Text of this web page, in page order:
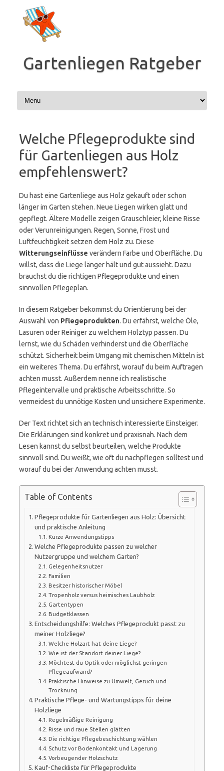
Inhalt
springen
Gartenliegen Ratgeber
Welche Pflegeprodukte sind
für Gartenliegen aus Holz
empfehlenswert?
Du hast eine Gartenliege aus Holz gekauft oder schon
länger im Garten stehen. Neue Liegen wirken glatt und
gepflegt. Ältere Modelle zeigen Grauschleier, kleine Risse
oder Verunreinigungen. Regen, Sonne, Frost und
Luftfeuchtigkeit setzen dem Holz zu. Diese
Witterungseinflüsse verändern Farbe und Oberfläche. Du
willst, dass die Liege länger hält und gut aussieht. Dazu
brauchst du die richtigen Pflegeprodukte und einen
sinnvollen Pflegeplan.
In diesem Ratgeber bekommst du Orientierung bei der
Auswahl von Pflegeprodukten. Du erfährst, welche Öle,
Lasuren oder Reiniger zu welchem Holztyp passen. Du
lernst, wie du Schäden verhinderst und die Oberfläche
schützt. Sicherheit beim Umgang mit chemischen Mitteln ist
ein weiteres Thema. Du erfährst, worauf du beim Auftragen
achten musst. Außerdem nenne ich realistische
Pflegeintervalle und praktische Arbeitsschritte. So
vermeidest du unnötige Kosten und unsichere Experimente.
Der Text richtet sich an technisch interessierte Einsteiger.
Die Erklärungen sind konkret und praxisnah. Nach dem
Lesen kannst du selbst beurteilen, welche Produkte
sinnvoll sind. Du weißt, wie oft du nachpflegen solltest und
worauf du bei der Anwendung achten musst.
Table of Contents
Pflegeprodukte für Gartenliegen aus Holz: Übersicht
und praktische Anleitung
Kurze Anwendungstipps
Welche Pflegeprodukte passen zu welcher
Nutzergruppe und welchem Garten?
Gelegenheitsnutzer
Familien
Besitzer historischer Möbel
Tropenholz versus heimisches Laubholz
Gartentypen
Budgetklassen
Entscheidungshilfe: Welches Pflegeprodukt passt zu
meiner Holzliege?
Welche Holzart hat deine Liege?
Wie ist der Standort deiner Liege?
Möchtest du Optik oder möglichst geringen
Pflegeaufwand?
Praktische Hinweise zu Umwelt, Geruch und
Trocknung
Praktische Pflege- und Wartungstipps für deine
Holzliege
Regelmäßige Reinigung
Risse und raue Stellen glätten
Die richtige Pflegebeschichtung wählen
Schutz vor Bodenkontakt und Lagerung
Vorbeugender Holzschutz
Kauf-Checkliste für Pflegeprodukte